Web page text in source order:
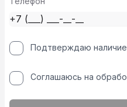
Подтверждаю
Соглашаюсь на